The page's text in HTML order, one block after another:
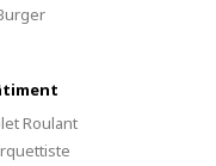
Roulant